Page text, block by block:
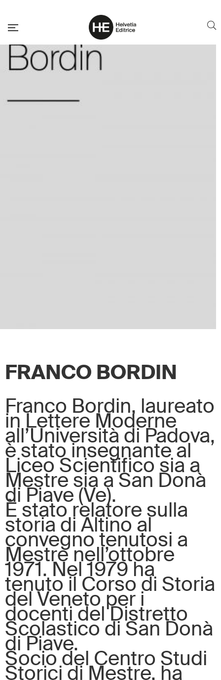
FRANCO BORDIN
Franco Bordin, laureato
in Lettere Moderne
all’Università di Padova,
è stato insegnante al
Liceo Scientifico sia a
Mestre sia a San Donà
di Piave (Ve).
È stato relatore sulla
storia di Altino al
convegno tenutosi a
Mestre nell’ottobre
1971. Nel 1979 ha
tenuto il Corso di Storia
del Veneto per i
docenti del Distretto
Scolastico di San Donà
di Piave.
Socio del Centro Studi
Storici di Mestre, ha